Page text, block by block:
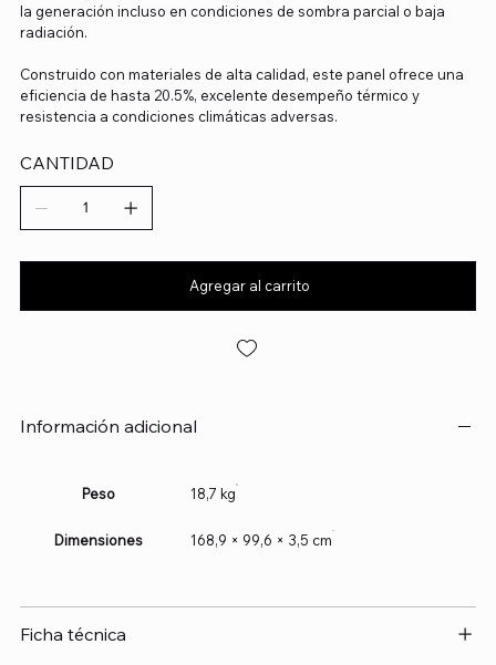
la generación incluso en condiciones de sombra parcial o baja
radiación.
Construido con materiales de alta calidad, este panel ofrece una
eficiencia de hasta 20.5%, excelente desempeño térmico y
resistencia a condiciones climáticas adversas.
CANTIDAD
Agregar al carrito
Información adicional
Peso 18,7 kg
Dimensiones 168,9 × 99,6 × 3,5 cm
Ficha técnica